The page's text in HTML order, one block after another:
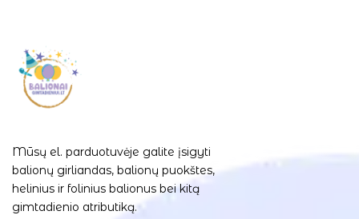
Mūsų el. parduotuvėje galite įsigyti
balionų girliandas, balionų puokštes,
helinius ir folinius balionus bei kitą
gimtadienio atributiką.